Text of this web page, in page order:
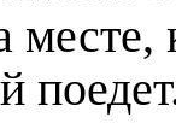
месте,